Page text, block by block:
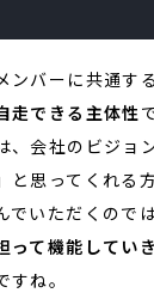
ンバーに共通す
走できる主体性
、会社のビジョ
と思ってくれる
いただくのでは
って機能してい
ね。